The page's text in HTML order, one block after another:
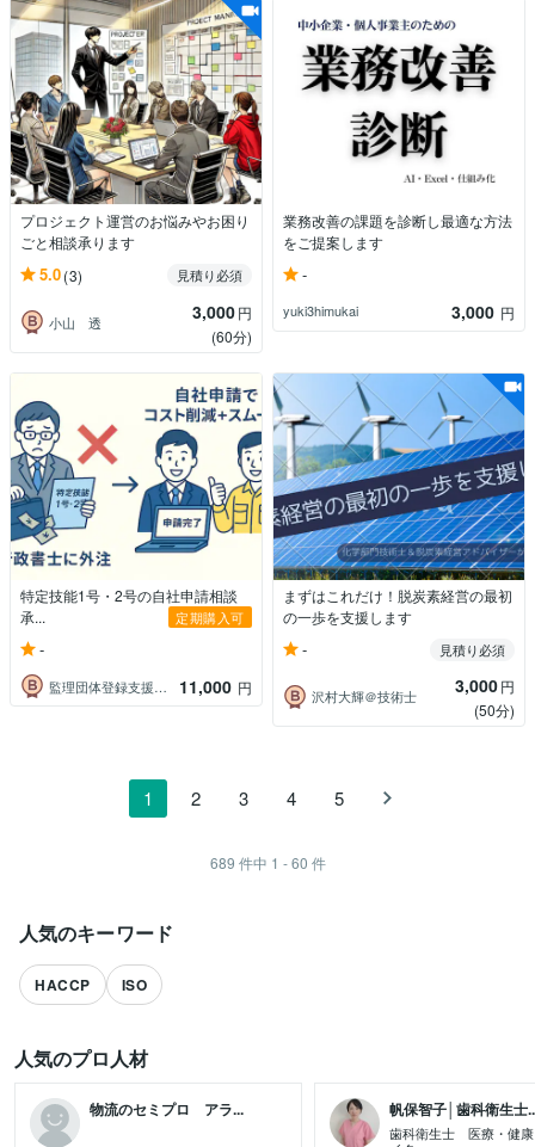
プロジェクト運営のお悩みやお困り
ごと相談承ります
5.0(3) 見積り必須
小山 透 3,000円
(60分)
業務改善の課題を診断し最適な方法
をご提案します
-
yuki3himukai 3,000 円
特定技能1号・2号の自社申請相談
承...
定期購入可
-
監理団体登録支援機関業務サポート 11,000 円
まずはこれだけ！脱炭素経営の最初
の一歩を支援します
- 見積り必須
沢村大輝＠技術士 3,000円
(50分)
1 2 3 4 5
689 件中 1 - 60 件
人気のキーワード
HACCP ISO
人気のプロ人材
物流のセミプロ アラ... 帆保智子│歯科衛生士
歯科衛生士 医療・健